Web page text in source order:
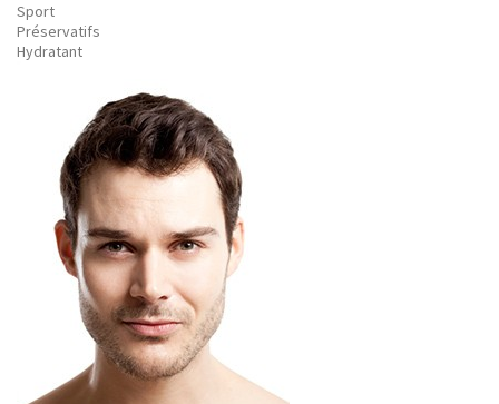
Sport
Préservatifs
Hydratant